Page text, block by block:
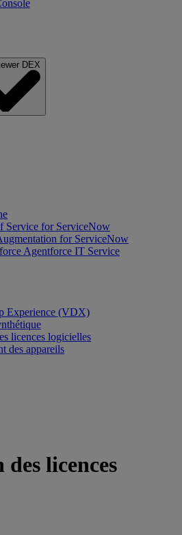
DEX
Service for ServiceNow
for ServiceNow
Agentforce IT Service
Experience (VDX)
licences logicielles
des appareils
licences